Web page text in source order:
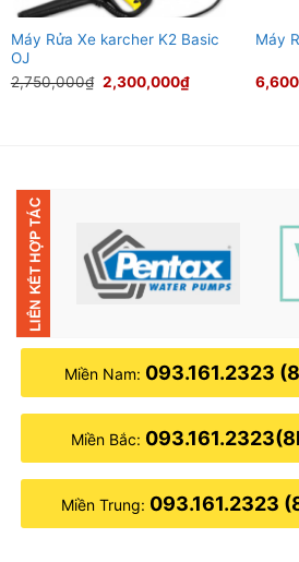
Máy Rửa Xe karcher K2 Basic
OJ
2,750,000₫ Giá
gốc
2,300,000₫Giá
hiện
Máy
Miền Nam: 093.161.2323
Miền Bắc:
Miền Trung: 093.161.2323